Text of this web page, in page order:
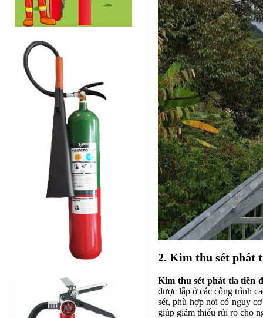
2. Kim thu sét phát
Kim thu sét phát tia tiên
được lắp ở các công trình
sét, phù hợp nơi có nguy
giúp giảm thiểu rủi ro cho